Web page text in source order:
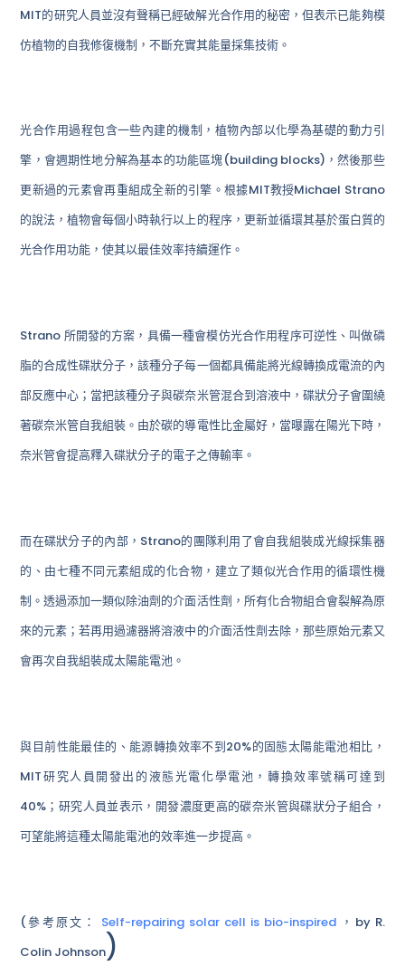
MIT的研究人員並沒有聲稱已經破解光合作用的秘密，但表示已能夠模
仿植物的自我修復機制，不斷充實其能量採集技術。
光合作用過程包含一些內建的機制，植物內部以化學為基礎的動力引
擎，會週期性地分解為基本的功能區塊(building blocks)，然後那些
更新過的元素會再重組成全新的引擎。根據MIT教授Michael Strano
的說法，植物會每個小時執行以上的程序，更新並循環其基於蛋白質的
光合作用功能，使其以最佳效率持續運作。
Strano 所開發的方案，具備一種會模仿光合作用程序可逆性、叫做磷
脂的合成性碟狀分子，該種分子每一個都具備能將光線轉換成電流的內
部反應中心；當把該種分子與碳奈米管混合到溶液中，碟狀分子會圍繞
著碳奈米管自我組裝。由於碳的導電性比金屬好，當曝露在陽光下時，
奈米管會提高釋入碟狀分子的電子之傳輸率。
而在碟狀分子的內部，Strano的團隊利用了會自我組裝成光線採集器
的、由七種不同元素組成的化合物，建立了類似光合作用的循環性機
制。透過添加一類似除油劑的介面活性劑，所有化合物組合會裂解為原
來的元素；若再用過濾器將溶液中的介面活性劑去除，那些原始元素又
會再次自我組裝成太陽能電池。
與目前性能最佳的、能源轉換效率不到20%的固態太陽能電池相比，
MIT研究人員開發出的液態光電化學電池，轉換效率號稱可達到
40%；研究人員並表示，開發濃度更高的碳奈米管與碟狀分子組合，
可望能將這種太陽能電池的效率進一步提高。
(參考原文： Self-repairing solar cell is bio-inspired ，by R.
Colin Johnson)